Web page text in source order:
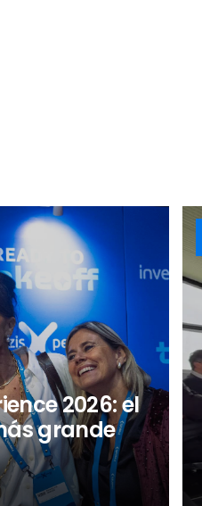
2026: el
grande